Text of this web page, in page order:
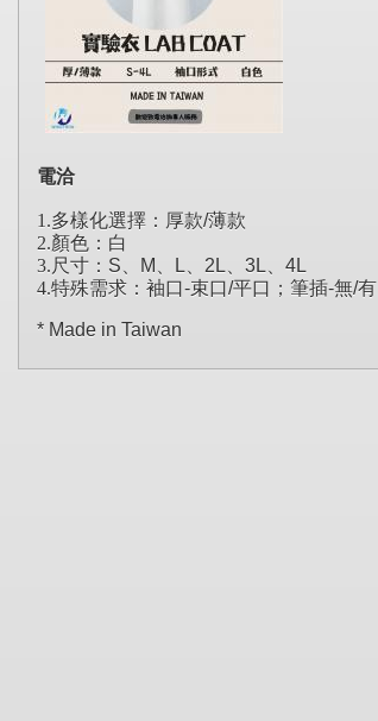
電洽
1.多樣化選擇：厚款/薄款
2.顏色：白
3.尺寸： S M L 2L 3L
4L
4.特殊需求：袖口-束口/平口；筆插-無/有
* Made in Taiwan